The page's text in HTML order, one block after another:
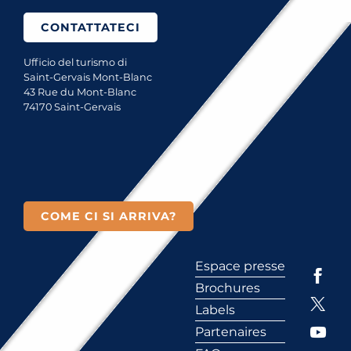
CONTATTATECI
Ufficio del turismo di
Saint-Gervais Mont-Blanc
43 Rue du Mont-Blanc
74170 Saint-Gervais
COME CI SI ARRIVA?
Espace presse
Brochures
Labels
Partenaires